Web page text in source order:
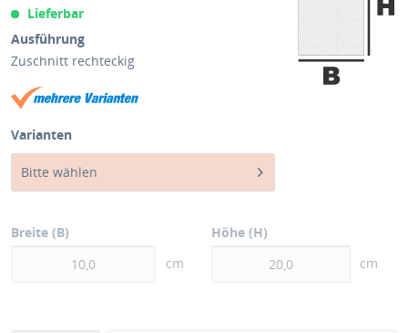
Lieferbar
Ausführung
Zuschnitt rechteckig
Varianten
Bitte wählen
Breite (B)
cm
Höhe (H)
cm